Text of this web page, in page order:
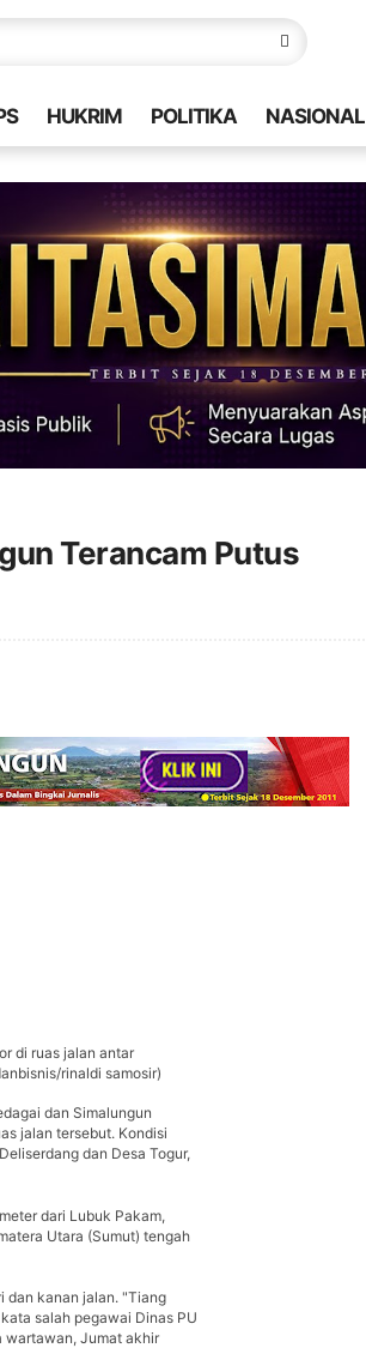
HUKRIM POLITIKA NASIONAL
Terancam Putus
di ruas jalan antar
rinaldi samosir)
dan Simalungun
jalan tersebut. Kondisi
dan Desa Togur,
dari Lubuk Pakam,
Utara (Sumut) tengah
dan kanan jalan. "Tiang
salah pegawai Dinas PU
wartawan, Jumat akhir